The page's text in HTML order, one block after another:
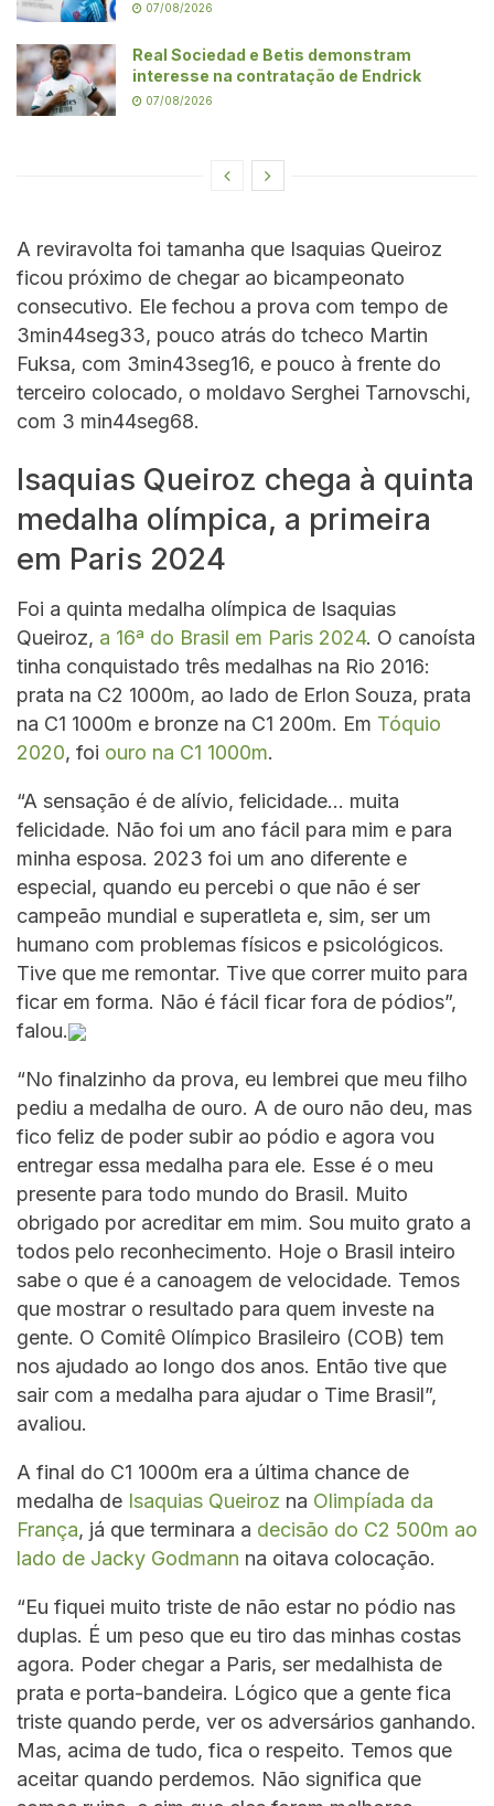
07/08/2026
Real Sociedad e Betis demonstram
interesse na contratação de Endrick
07/08/2026
A reviravolta foi tamanha que Isaquias Queiroz
ficou próximo de chegar ao bicampeonato
consecutivo. Ele fechou a prova com tempo de
3min44seg33, pouco atrás do tcheco Martin
Fuksa, com 3min43seg16, e pouco à frente do
terceiro colocado, o moldavo Serghei Tarnovschi,
com 3 min44seg68.
Isaquias Queiroz chega à quinta
medalha olímpica, a primeira
em Paris 2024
Foi a quinta medalha olímpica de Isaquias
Queiroz, a 16ª do Brasil em Paris 2024. O canoísta
tinha conquistado três medalhas na Rio 2016:
prata na C2 1000m, ao lado de Erlon Souza, prata
na C1 1000m e bronze na C1 200m. Em Tóquio
2020, foi ouro na C1 1000m.
“A sensação é de alívio, felicidade… muita
felicidade. Não foi um ano fácil para mim e para
minha esposa. 2023 foi um ano diferente e
especial, quando eu percebi o que não é ser
campeão mundial e superatleta e, sim, ser um
humano com problemas físicos e psicológicos.
Tive que me remontar. Tive que correr muito para
ficar em forma. Não é fácil ficar fora de pódios”,
falou.
“No finalzinho da prova, eu lembrei que meu filho
pediu a medalha de ouro. A de ouro não deu, mas
fico feliz de poder subir ao pódio e agora vou
entregar essa medalha para ele. Esse é o meu
presente para todo mundo do Brasil. Muito
obrigado por acreditar em mim. Sou muito grato a
todos pelo reconhecimento. Hoje o Brasil inteiro
sabe o que é a canoagem de velocidade. Temos
que mostrar o resultado para quem investe na
gente. O Comitê Olímpico Brasileiro (COB) tem
nos ajudado ao longo dos anos. Então tive que
sair com a medalha para ajudar o Time Brasil”,
avaliou.
A final do C1 1000m era a última chance de
medalha de Isaquias Queiroz na Olimpíada da
França, já que terminara a decisão do C2 500m ao
lado de Jacky Godmann na oitava colocação.
“Eu fiquei muito triste de não estar no pódio nas
duplas. É um peso que eu tiro das minhas costas
agora. Poder chegar a Paris, ser medalhista de
prata e porta-bandeira. Lógico que a gente fica
triste quando perde, ver os adversários ganhando.
Mas, acima de tudo, fica o respeito. Temos que
aceitar quando perdemos. Não significa que